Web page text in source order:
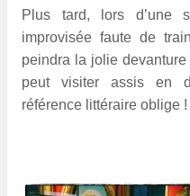
P lus tard, lors d’une
improvisée faute de
peindra la jolie
peut visiter assis en
référence littéraire oblige !